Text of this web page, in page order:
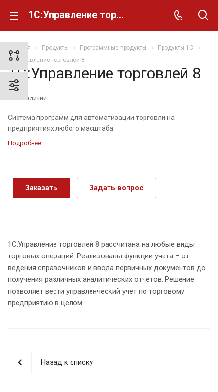
1С:Управление торговлей 8
Главная Продукты Программные продукты
Продукты 1C
1С:Управление торговлей 8
1С:Управление торговлей 8
В наличии
Система программ для автоматизации торговли на
предприятиях любого масштаба.
Подробнее
Заказать Задать вопрос
1С:Управление торговлей 8 рассчитана на любые виды
торговых операций. Реализованы функции учета – от
ведения справочников и ввода первичных документов до
получения различных аналитических отчетов. Решение
позволяет вести управленческий учет по торговому
предприятию в целом.
Назад к списку